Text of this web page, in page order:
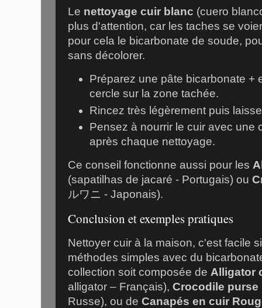
Le nettoyage cuir blanc (cuero
plus d'attention, car les taches se
pour cela le bicarbonate de soude,
sans décolorer.
Préparez une pâte bicarbonate +
cercle sur la zone tachée.
Rincez très légèrement puis
Pensez à nourrir le cuir avec une
après chaque nettoyage.
Ce conseil fonctionne aussi pour les
(sapatilhas de jacaré - Portugais) ou
ルワニ - Japonais).
Conclusion et exemples pratiques
Nettoyer cuir à la maison, c'est facile
méthodes simples avec du
collection soit composée de Alligator
alligator – Français), Crocodile purse
Russe), ou de Canapés en cuir